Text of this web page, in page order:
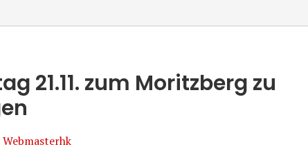
21.11. zum Moritzberg zu
Webmasterhk